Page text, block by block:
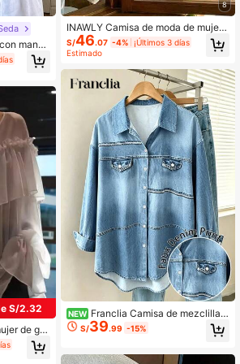
manga
delanter
vacac
S/2.32
de ga
manga
de
8
INAWLY Camisa de moda de mujer
con manga raglán y estampado flor
al jacquard de una sola hilera de bo
S/46.07 -4% ¡Últimos 3 días
Estimado
NEW Franclia Camisa de mezclilla a
zul claro estilo coreano para mujer, l
igera y con caída, corte holgado par
manga larga para el trabajo y uso di
S/39.99 -15%